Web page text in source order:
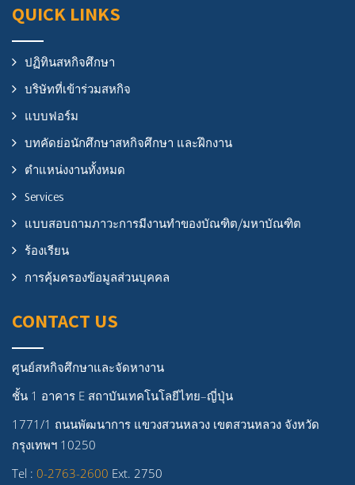
QUICK LINKS
ปฏิทินสหกิจศึกษา
บริษัทที่เข้าร่วมสหกิจ
แบบฟอร์ม
บทคัดย่อนักศึกษาสหกิจศึกษา และฝึกงาน
ตำแหน่งงานทั้งหมด
Services
แบบสอบถามภาวะการมีงานทำของบัณฑิต/มหาบัณฑิต
ร้องเรียน
การคุ้มครองข้อมูลส่วนบุคคล
CONTACT US
ศูนย์สหกิจศึกษาและจัดหางาน
ชั้น 1 อาคาร E สถาบันเทคโนโลยีไทย–ญี่ปุ่น
1771/1 ถนนพัฒนาการ แขวงสวนหลวง เขตสวนหลวง จังหวัด
กรุงเทพฯ 10250
Tel : 0-2763-2600 Ext. 2750